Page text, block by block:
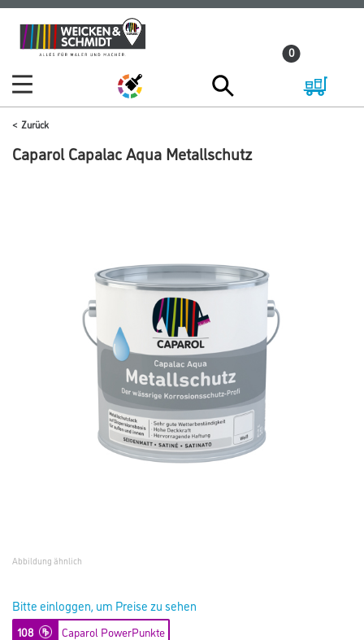
Zum
Inhalt
Zum
Navigationsmenü
0
Zurück
Caparol Capalac Aqua Metallschutz
Abbildung ähnlich
Bitte einloggen, um Preise zu sehen
108 Caparol PowerPunkte